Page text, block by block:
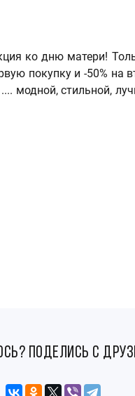
ко дню матери!
покупку и -50% на
модной, стильной,
поделись с